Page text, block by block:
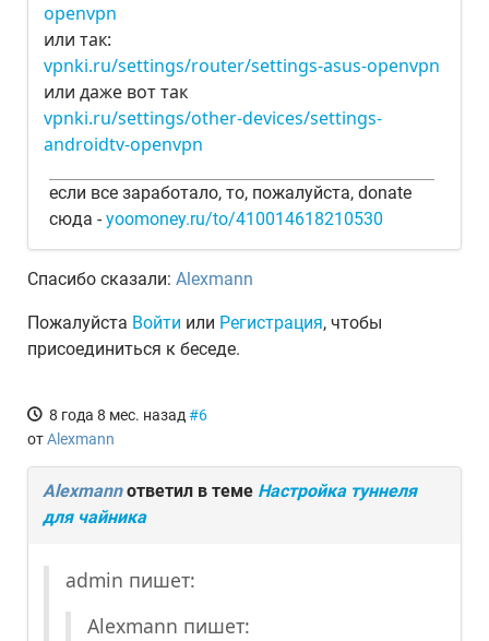
openvpn
или так:
vpnki.ru/settings/router/settings-asus-openvpn
или даже вот так
vpnki.ru/settings/other-devices/settings-
androidtv-openvpn
если все заработало, то, пожалуйста, donate
сюда -yoomoney.ru/to/410014618210530
Спасибо сказали: Alexmann
Пожалуйста Войти или Регистрация, чтобы
присоединиться к беседе.
8 года 8 мес. назад #6
отAlexmann
Alexmannответил в теме Настройка туннеля
для чайника
admin пишет:
Alexmann пишет: